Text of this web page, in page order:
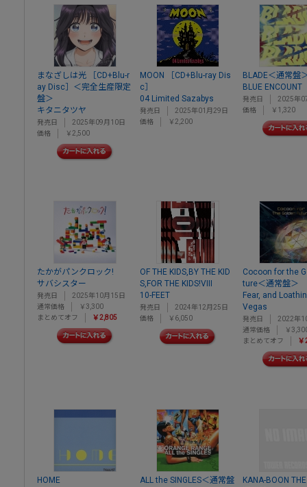
まなざしは光 ［CD+Blu-r
ay Disc］＜完全生産限定
盤＞
キタニタツヤ
発売日
2025年09月10日
価格
￥2,500
MOON ［CD+Blu-ray Dis
c］
04 Limited Sazabys
発売日
2025年01月29日
価格
￥2,200
BLADE＜通常盤
BLUE ENCOUNT
発売日
2025年
価格
￥1,320
たかがパンクロック!
サバシスター
発売日
2025年10月15日
通常価格
￥3,300
まとめてオフ
￥2,805
OF THE KIDS,BY THE KID
S,FOR THE KIDS!VIII
10-FEET
発売日
2024年12月25日
価格
￥6,050
Cocoon for the
ture＜通常盤＞
Fear, and
Vegas
発売日
2022年
通常価格
￥
まとめてオフ
HOME
ALL the SINGLES＜通常盤
KANA-BOON